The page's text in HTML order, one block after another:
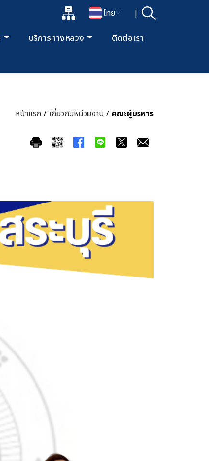
แผนผังเว็บไซต์
เปลี่ยนภาษา
ไทย | ค้นหา
เปิดกล่องค้นหาข้อมูลหลักของเว็บไซต์
บริการทางหลวง ติดต่อเรา
หน้าแรก / เกี่ยวกับหน่วยงาน / คณะผู้บริหาร